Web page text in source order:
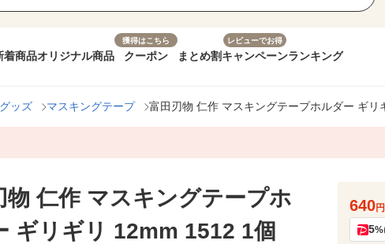
着商品オリジナル商品
獲得はこちら
クーポン まとめ割
レビューでお得
キャンペーンランキング
ッズ マスキングテープ 富田刃物 仁作 マスキングテープホルダー ギリ
物 仁作 マスキングテープホ
ギリギリ 12mm 1512 1個
640円
5%